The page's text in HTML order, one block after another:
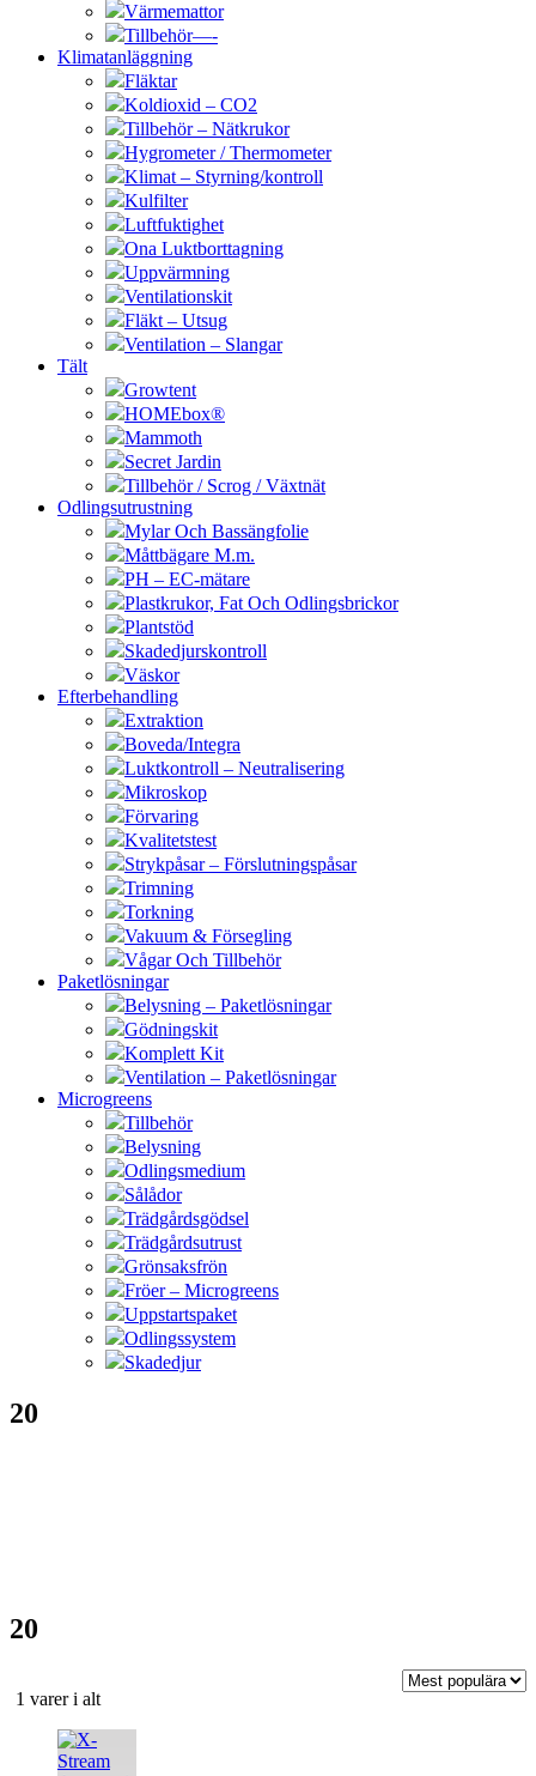
Värmemattor
Tillbehör—-
Klimatanläggning
Fläktar
Koldioxid – CO2
Tillbehör – Nätkrukor
Hygrometer / Thermometer
Klimat – Styrning/kontroll
Kulfilter
Luftfuktighet
Ona Luktborttagning
Uppvärmning
Ventilationskit
Fläkt – Utsug
Ventilation – Slangar
Tält
Growtent
HOMEbox®
Mammoth
Secret Jardin
Tillbehör / Scrog / Växtnät
Odlingsutrustning
Mylar Och Bassängfolie
Måttbägare M.m.
PH – EC-mätare
Plastkrukor, Fat Och Odlingsbrickor
Plantstöd
Skadedjurskontroll
Väskor
Efterbehandling
Extraktion
Boveda/Integra
Luktkontroll – Neutralisering
Mikroskop
Förvaring
Kvalitetstest
Strykpåsar – Förslutningspåsar
Trimning
Torkning
Vakuum & Försegling
Vågar Och Tillbehör
Paketlösningar
Belysning – Paketlösningar
Gödningskit
Komplett Kit
Ventilation – Paketlösningar
Microgreens
Tillbehör
Belysning
Odlingsmedium
Sålådor
Trädgårdsgödsel
Trädgårdsutrust
Grönsaksfrön
Fröer – Microgreens
Uppstartspaket
Odlingssystem
Skadedjur
20
20
1 varer i altSortera
Den
här